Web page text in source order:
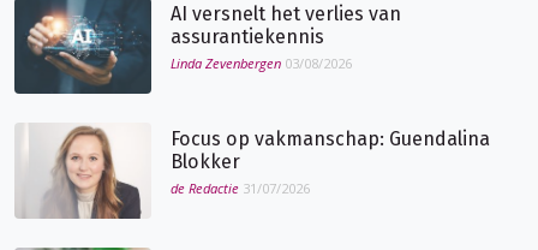
AI versnelt het verlies van
assurantiekennis
Linda Zevenbergen 03/08/2026
Focus op vakmanschap: Guendalina
Blokker
de Redactie 31/07/2026